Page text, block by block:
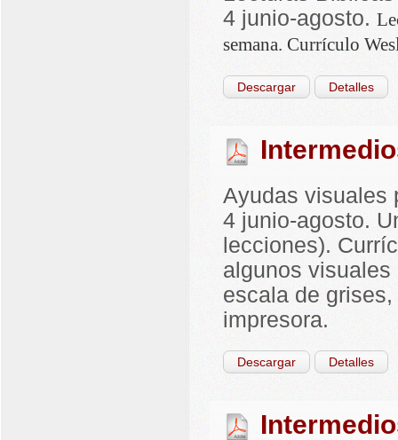
4 junio-agosto.
semana. Currículo
Descargar Detalles
Ayudas visuales
4 junio-agosto.
lecciones).
algunos
escala de
impresora.
Descargar Detalles